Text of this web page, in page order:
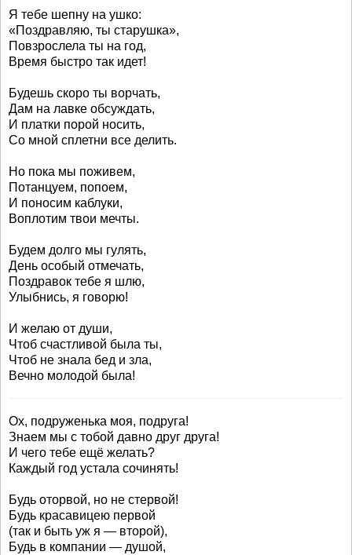
Я тебе шепну на ушко:
«Поздравляю, ты старушка»,
Повзрослела ты на год,
Время быстро так идет!
Будешь скоро ты ворчать,
Дам на лавке обсуждать,
И платки порой носить,
Со мной сплетни все делить.
Но пока мы поживем,
Потанцуем, попоем,
И поносим каблуки,
Воплотим твои мечты.
Будем долго мы гулять,
День особый отмечать,
Поздравок тебе я шлю,
Улыбнись, я говорю!
И желаю от души,
Чтоб счастливой была ты,
Чтоб не знала бед и зла,
Вечно молодой была!
Ох, подруженька моя, подруга!
Знаем мы с тобой давно друг друга!
И чего тебе ещё желать?
Каждый год устала сочинять!
Будь оторвой, но не стервой!
Будь красавицею первой
(так и быть уж я — второй),
Будь в компании — душой,